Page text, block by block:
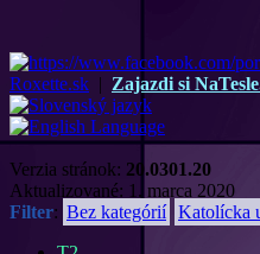
Roxette.sk | Zajazdi si
Verzia stránok: 20.0301.20
Aktualizované: 1. marca 2020
Filter: Bez kategórií Katolícka